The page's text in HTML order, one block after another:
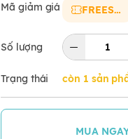
Mã giảm giá FREESHIP
Số lượng
Trạng thái còn 1 sản
MUA